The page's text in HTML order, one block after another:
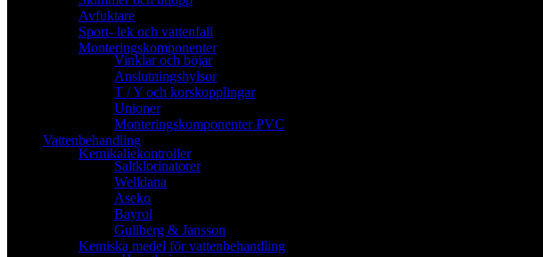
Avfuktare
Sport- lek och vattenfall
Monteringskomponenter
Vinklar och böjar
Anslutningshylsor
T / Y och korskopplingar
Unioner
Monteringskomponenter PVC
Vattenbehandling
Kemikaliekontroller
Saltklorinatorer
Welldana
Aseko
Bayrol
Gullberg & Jansson
Kemiska medel för vattenbehandling